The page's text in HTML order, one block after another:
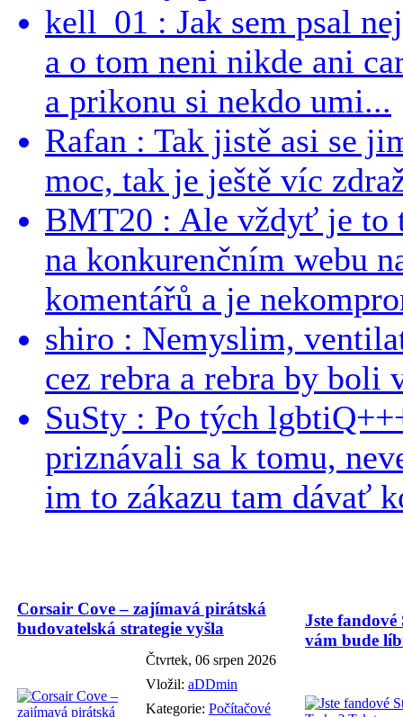
kell_01 : Jak sem psal
a o tom neni nikde ani
a prikonu si nekdo umi...
Rafan : Tak jistě asi se
moc, tak je ještě víc
BMT20 : Ale vždyť je to
na konkurenčním webu
komentářů a je
shiro : Nemyslim,
cez rebra a rebra by boli
SuSty : Po tých
priznávali sa k tomu,
im to zákazu tam dávať
Corsair Cove – zajímavá pirátská
budovatelská strategie vyšla
Čtvrtek, 06 srpen 2026
Vložil: aDDmin
Kategorie: Počítačové
Jste
vám bude